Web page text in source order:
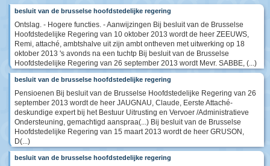
besluit van de brusselse hoofdstedelijke regering
Ontslag. - Hogere functies. - Aanwijzingen Bij besluit van de Brusselse
Hoofdstedelijke Regering van 10 oktober 2013 wordt de heer ZEEUWS,
Remi, attaché, ambtshalve uit zijn ambt ontheven met uitwerking op 18
oktober 2013 's avonds na een tuchtp Bij besluit van de Brusselse
Hoofdstedelijke Regering van 26 september 2013 wordt Mevr. SABBE, (...)
besluit van de brusselse hoofdstedelijke regering
Pensioenen Bij besluit van de Brusselse Hoofdstedelijke Regering van 26
september 2013 wordt de heer JAUGNAU, Claude, Eerste Attaché-
deskundige expert bij het Bestuur Uitrusting en Vervoer /Administratieve
Ondersteuning, gemachtigd aanspraa(...) Bij besluit van de Brusselse
Hoofdstedelijke Regering van 15 maart 2013 wordt de heer GRUSON,
D(...)
besluit van de brusselse hoofdstedelijke regering